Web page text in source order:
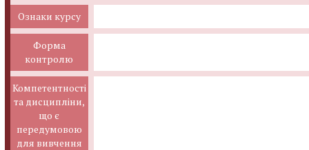
Ознаки курсу
Форма
контролю
Компетентності
та дисципліни,
що є
передумовою
для вивчення